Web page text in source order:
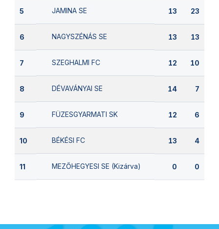
5 JAMINA SE 13 23
6 NAGYSZÉNÁS SE 13 13
7 SZEGHALMI FC 12 10
8 DÉVAVÁNYAI SE 14 7
9 FÜZESGYARMATI SK 12 6
10 BÉKÉSI FC 13 4
11 MEZŐHEGYESI SE (Kizárva) 0 0